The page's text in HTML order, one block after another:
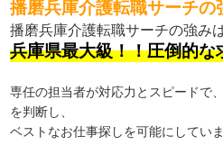
播磨兵庫介護転職サーチの
播磨兵庫介護転職サーチの強み
兵庫県最大級！！圧倒的
専任の担当者が対応力とスピードで
を判断し、
ベストなお仕事探しを可能にしていま